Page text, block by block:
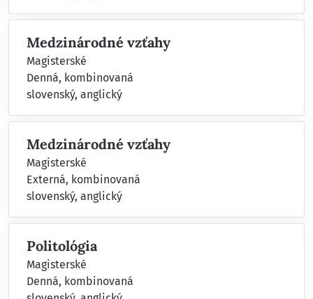
Medzinárodné vzťahy
Magisterské
Denná, kombinovaná
slovenský, anglický
Medzinárodné vzťahy
Magisterské
Externá, kombinovaná
slovenský, anglický
Politológia
Magisterské
Denná, kombinovaná